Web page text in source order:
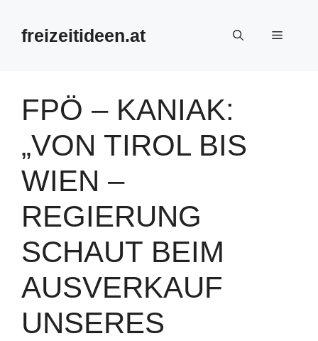
Inhalt
springenfreizeitideen.at Menü
FPÖ – KANIAK:
„VON TIROL BIS
WIEN –
REGIERUNG
SCHAUT BEIM
AUSVERKAUF
UNSERES